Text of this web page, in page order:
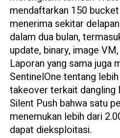
mendaftarkan 150
menerima sekitar
dalam dua bulan,
update, binary, image
Laporan yang sama juga
SentinelOne tentang
takeover terkait dangling
Silent Push bahwa satu
menemukan lebih dari
dapat dieksploitasi.